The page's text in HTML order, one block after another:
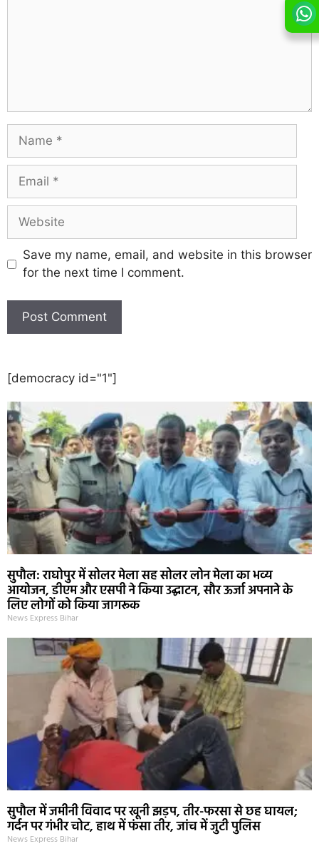
Save my name, email, and website in this browser
for the next time I comment.
[democracy id="1"]
सुपौल: राघोपुर में सोलर मेला सह सोलर लोन मेला का भव्य
आयोजन, डीएम और एसपी ने किया उद्घाटन, सौर ऊर्जा अपनाने के
लिए लोगों को किया जागरूक
News Express Bihar
सुपौल में जमीनी विवाद पर खूनी झड़प, तीर-फरसा से छह घायल;
गर्दन पर गंभीर चोट, हाथ में फंसा तीर, जांच में जुटी पुलिस
News Express Bihar